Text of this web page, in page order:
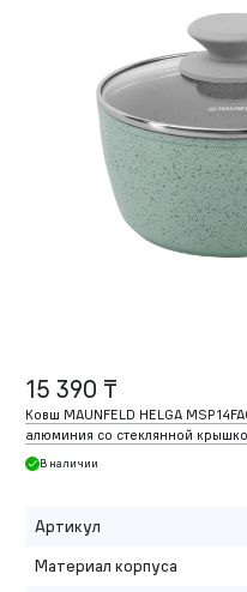
15 390 ₸
Ковш MAUNFELD HELGA
алюминия со стеклянной
В наличии
Артикул
Материал корпуса